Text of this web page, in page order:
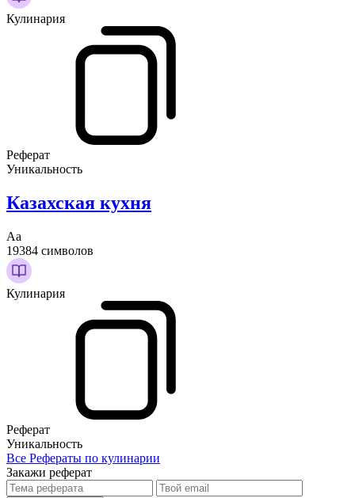
Кулинария
Реферат
Уникальность
Казахская кухня
Аа
19384 символов
Кулинария
Реферат
Уникальность
Все Рефераты по кулинарии
Закажи реферат